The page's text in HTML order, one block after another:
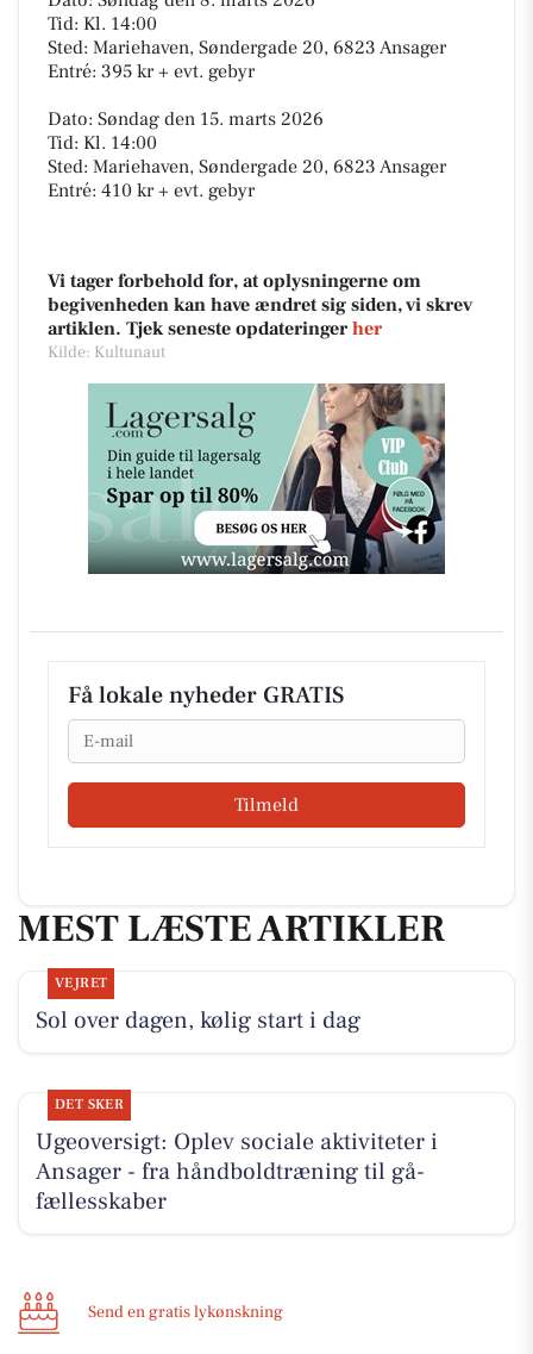
Tid: Kl. 14:00
Sted: Mariehaven, Søndergade 20, 6823 Ansager
Entré: 395 kr + evt. gebyr
Dato: Søndag den 15. marts 2026
Tid: Kl. 14:00
Sted: Mariehaven, Søndergade 20, 6823 Ansager
Entré: 410 kr + evt. gebyr
Vi tager forbehold for, at oplysningerne om
begivenheden kan have ændret sig siden, vi skrev
artiklen. Tjek seneste opdateringer her
Kilde: Kultunaut
Få lokale nyheder GRATIS
Email
Tilmeld
MEST LÆSTE ARTIKLER
VEJRET
Sol over dagen, kølig start i dag
DET SKER
Ugeoversigt: Oplev sociale aktiviteter i
Ansager - fra håndboldtræning til gå-
fællesskaber
Send en gratis lykønskning